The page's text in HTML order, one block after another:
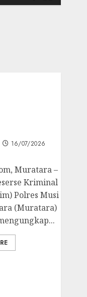
16/07/2026
Muratara –
Kriminal
Polres Musi
(Muratara)